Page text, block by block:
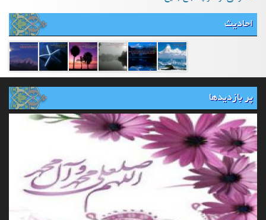
احادیث
پر بازدیدها